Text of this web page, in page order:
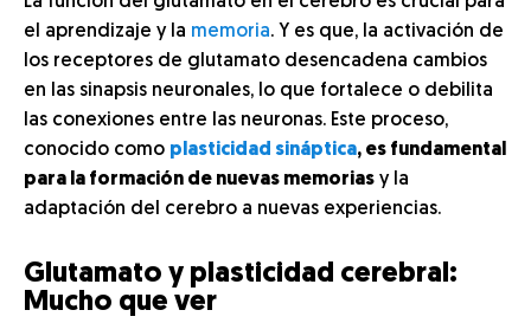
el aprendizaje y la memoria. Y es que, la activación de
los receptores de glutamato desencadena cambios
en las sinapsis neuronales, lo que fortalece o debilita
las conexiones entre las neuronas. Este proceso,
conocido como plasticidad sináptica, es fundamental
para la formación de nuevas memorias y la
adaptación del cerebro a nuevas experiencias.
Glutamato y plasticidad cerebral:
Mucho que ver